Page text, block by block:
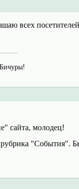
всех
сайта, молодец!
"События".